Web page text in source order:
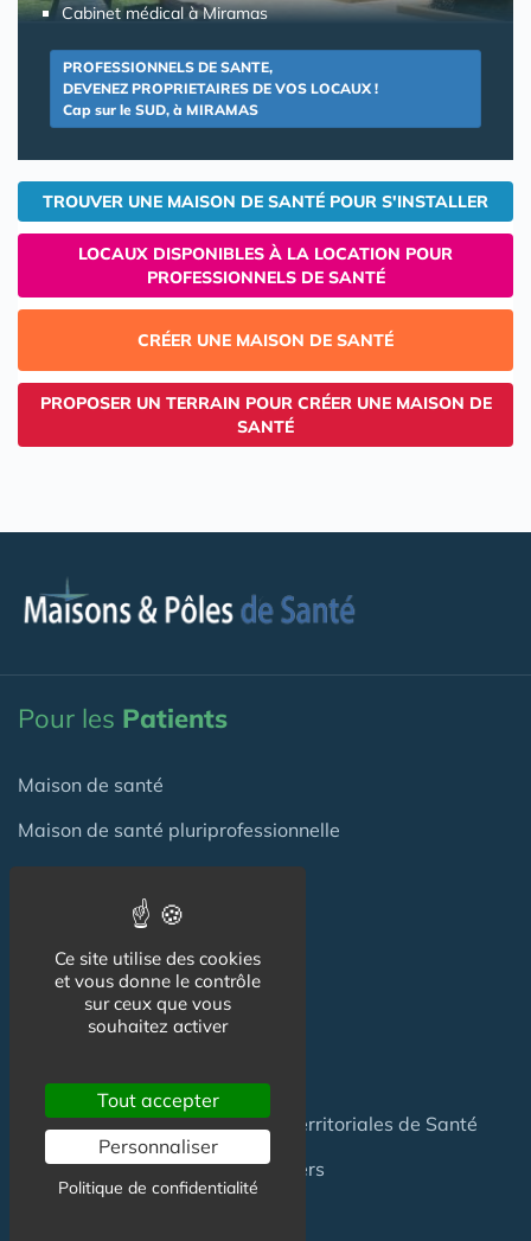
Cabinet médical à Miramas
PROFESSIONNELS DE SANTE,
DEVENEZ PROPRIETAIRES DE VOS LOCAUX !
Cap sur le SUD, à MIRAMAS
TROUVER UNE MAISON DE SANTÉ POUR S'INSTALLER
LOCAUX DISPONIBLES À LA LOCATION POUR
PROFESSIONNELS DE SANTÉ
CRÉER UNE MAISON DE SANTÉ
PROPOSER UN TERRAIN POUR CRÉER UNE MAISON DE
SANTÉ
Pour les Patients
Maison de santé
Maison de santé pluriprofessionnelle
Centre de Santé
Pôle de Santé
Maison sport-santé
Maison de naissance
Centre de Soins et de Prévention
Communauté Professionnelles Territoriales de Santé
Hotel Patient & Hôtels Hospitaliers
Ce site utilise des cookies
et vous donne le contrôle
sur ceux que vous
souhaitez activer
Tout accepter
Personnaliser
Politique de confidentialité